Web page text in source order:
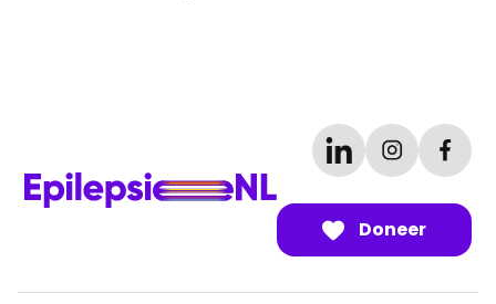
Doneer